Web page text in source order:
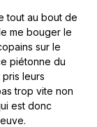
tout au bout de
me bouger le
sur le
piétonne du
leurs
trop vite non
est donc